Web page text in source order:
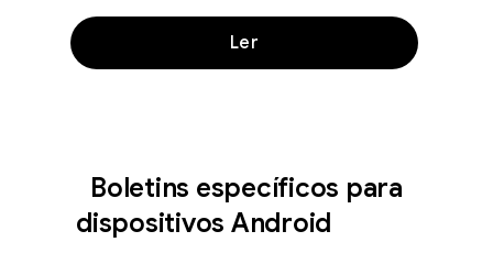
Ler
Boletins específicos para
dispositivos Android